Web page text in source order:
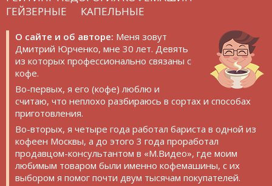
ГЕЙЗЕРНЫЕ
КАПЕЛЬНЫЕ
О сайте и об авторе: Меня зовут
Дмитрий Юрченко, мне 30 лет. Девять
из которых профессионально связаны с
кофе.
Во-первых, я его (кофе) люблю и
считаю, что неплохо разбираюсь в сортах и способах
приготовления.
Во-вторых, я четыре года работал бариста в одной из
кофеен Москвы, а до этого 3 года проработал
продавцом-консультантом в «М.Видео», где моим
любимым товаром были именно кофемашины, с их
выбором я помог почти двум тысячам покупателей.